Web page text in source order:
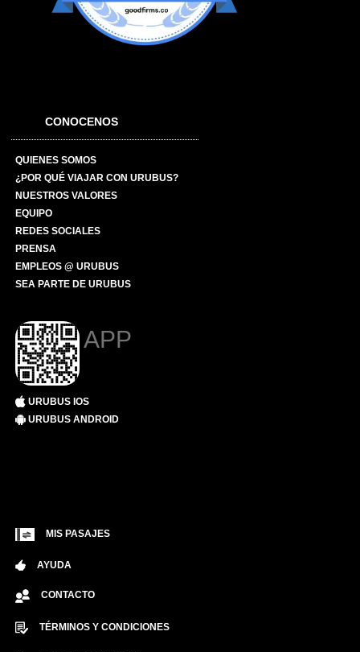
CONOCENOS
QUIENES SOMOS
¿POR QUÉ VIAJAR CON URUBUS?
NUESTROS VALORES
EQUIPO
REDES SOCIALES
PRENSA
EMPLEOS @ URUBUS
SEA PARTE DE URUBUS
APP
URUBUS IOS
URUBUS ANDROID
MIS PASAJES
AYUDA
CONTACTO
TÉRMINOS Y CONDICIONES